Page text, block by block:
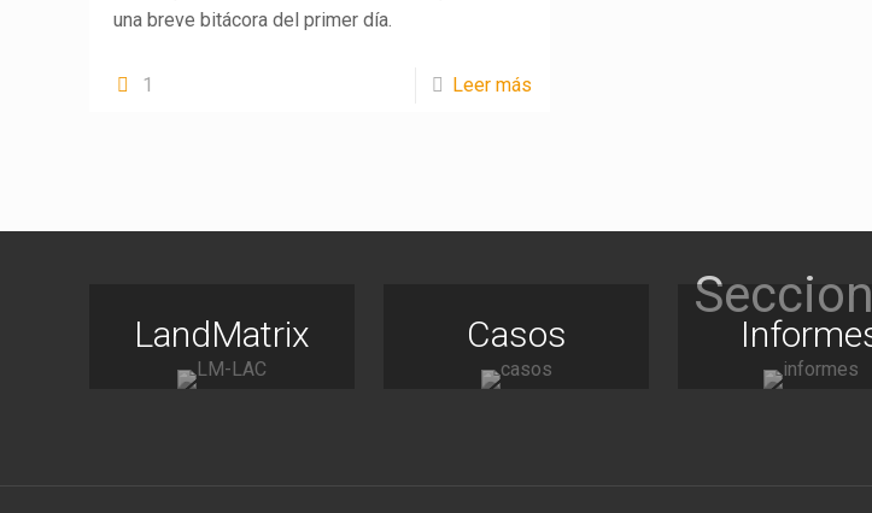
una breve bitácora del primer día.
1 Leer más
LandMatrix Casos